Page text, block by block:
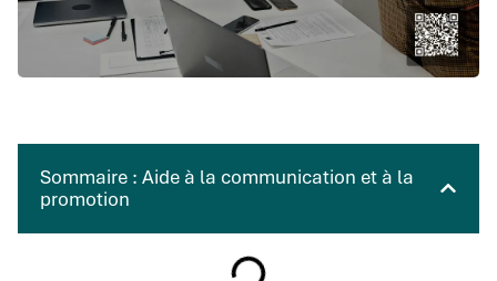
Sommaire : Aide à la communication et à la
promotion